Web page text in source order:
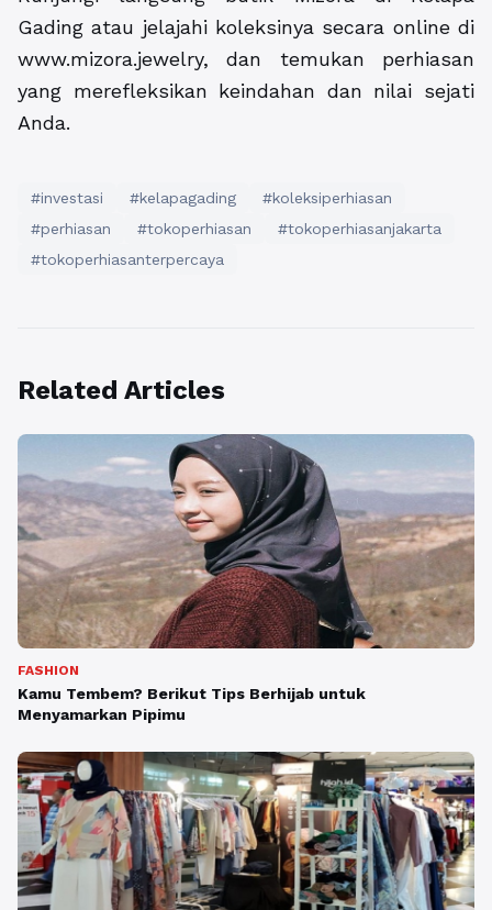
Gading atau jelajahi koleksinya secara online di
www.mizora.jewelry, dan temukan perhiasan
yang merefleksikan keindahan dan nilai sejati
Anda.
#investasi #kelapagading
#koleksiperhiasan
#perhiasan
#tokoperhiasan
#tokoperhiasanjakarta
#tokoperhiasanterpercaya
Related Articles
FASHION
Kamu Tembem? Berikut Tips Berhijab untuk
Menyamarkan Pipimu